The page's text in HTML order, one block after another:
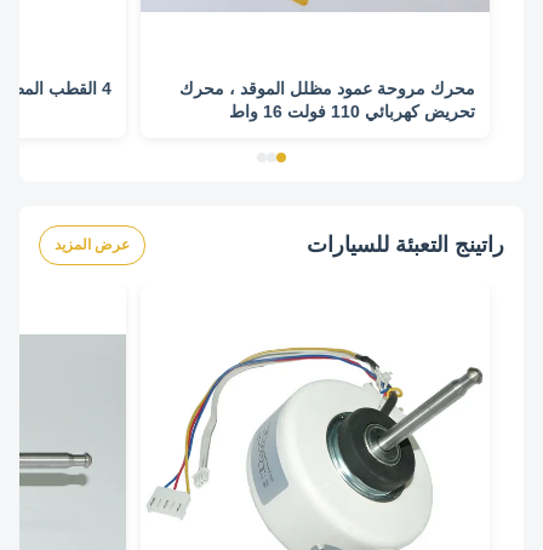
محرك مروحة عمود مظلل الموقد ، محرك
تحريض كهربائي 110 فولت 16 واط
4 القطب المظللة القطب مروحة المحرك
راتينج التعبئة للسيارات عرض المزيد